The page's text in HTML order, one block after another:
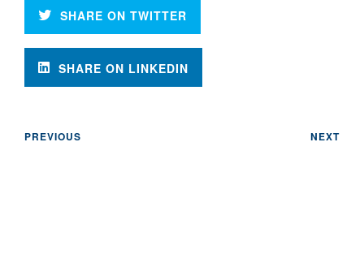
SHARE ON TWITTER
SHARE ON LINKEDIN
PREVIOUS NEXT